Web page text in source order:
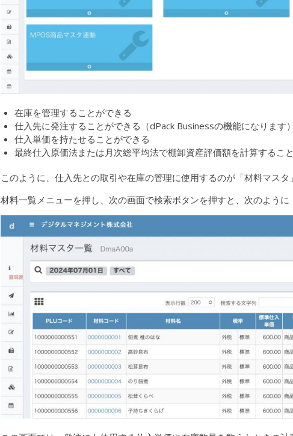
在庫を管理することができる
仕入先に発注することができる（dPack Businessの機能になります）
仕入単価を持たせることができる
最終仕入原価法または月次総平均法で棚卸資産評価額を計算するこ
このように、仕入先との取引や在庫の管理に使用するのが「材料マスタ
材料一覧メニューを押し、次の画面で検索ボタンを押すと、次のように